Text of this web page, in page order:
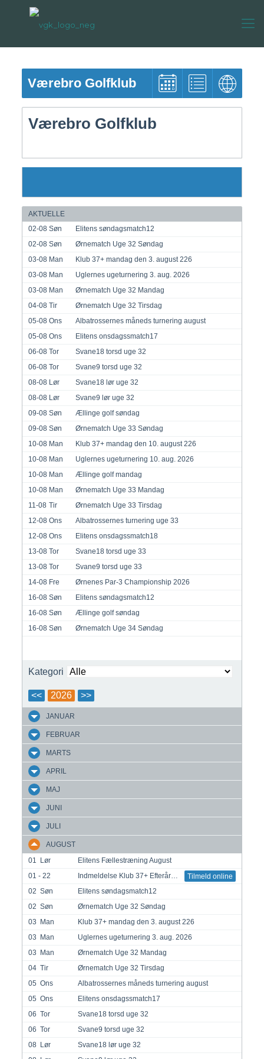
Værebro Golfklub
Værebro Golfklub
AKTUELLE
02-08 Søn
Elitens søndagsmatch12
02-08 Søn
Ørnematch Uge 32 Søndag
03-08 Man
Klub 37+ mandag den 3. august 226
03-08 Man
Uglernes ugeturnering 3. aug. 2026
03-08 Man
Ørnematch Uge 32 Mandag
04-08 Tir
Ørnematch Uge 32 Tirsdag
05-08 Ons
Albatrossernes måneds turnering august
05-08 Ons
Elitens onsdagssmatch17
06-08 Tor
Svane18 torsd uge 32
06-08 Tor
Svane9 torsd uge 32
08-08 Lør
Svane18 lør uge 32
08-08 Lør
Svane9 lør uge 32
09-08 Søn
Ællinge golf søndag
09-08 Søn
Ørnematch Uge 33 Søndag
10-08 Man
Klub 37+ mandag den 10. august 226
10-08 Man
Uglernes ugeturnering 10. aug. 2026
10-08 Man
Ællinge golf mandag
10-08 Man
Ørnematch Uge 33 Mandag
11-08 Tir
Ørnematch Uge 33 Tirsdag
12-08 Ons
Albatrossernes turnering uge 33
12-08 Ons
Elitens onsdagssmatch18
13-08 Tor
Svane18 torsd uge 33
13-08 Tor
Svane9 torsd uge 33
14-08 Fre
Ørnenes Par-3 Championship 2026
16-08 Søn
Elitens søndagsmatch12
16-08 Søn
Ællinge golf søndag
16-08 Søn Ørnematch Uge 34 Søndag
Kategori
<< 2026 >>
JANUAR
FEBRUAR
MARTS
APRIL
MAJ
JUNI
JULI
AUGUST
01
Lør
Elitens Fællestræning August
01 - 22
Tilmeld online
Indmeldelse Klub 37+ Efterår 2026
02 Søn
Elitens søndagsmatch12
02 Søn
Ørnematch Uge 32 Søndag
03
Man
Klub 37+ mandag den 3. august 226
03
Man
Uglernes ugeturnering 3. aug. 2026
03
Man
Ørnematch Uge 32 Mandag
04 Tir
Ørnematch Uge 32 Tirsdag
05 Ons
Albatrossernes måneds turnering august
05 Ons
Elitens onsdagssmatch17
06 Tor
Svane18 torsd uge 32
06 Tor
Svane9 torsd uge 32
08
Lør
Svane18 lør uge 32